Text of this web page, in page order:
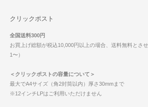
クリックポスト
全国送料300円
お買上げ総額が税込10,000円以上の場合、送料無料とさ
1〜）
＜クリックポストの容量について＞
最大でA4サイズ（角2封筒以内）厚さ30mmまで
※12インチLPはご利用いただけません